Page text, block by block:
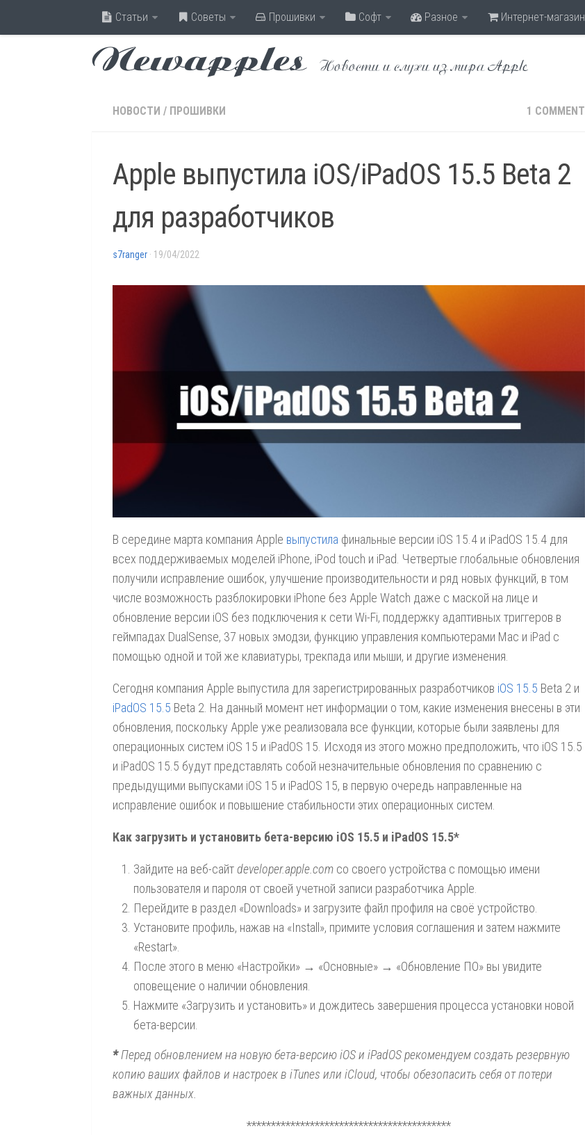
Статьи Советы Прошивки Софт Разное Интернет-магазин
Newapples Новости и слухи из мира Apple
НОВОСТИ / ПРОШИВКИ 1 COMMENT
Apple выпустила iOS/iPadOS 15.5 Beta 2
для разработчиков
s7ranger · 19/04/2022
В середине марта компания Apple выпустила финальные версии iOS 15.4 и iPadOS 15.4 для
всех поддерживаемых моделей iPhone, iPod touch и iPad. Четвертые глобальные обновления
получили исправление ошибок, улучшение производительности и ряд новых функций, в том
числе возможность разблокировки iPhone без Apple Watch даже с маской на лице и
обновление версии iOS без подключения к сети Wi-Fi, поддержку адаптивных триггеров в
геймпадах DualSense, 37 новых эмодзи, функцию управления компьютерами Mac и iPad с
помощью одной и той же клавиатуры, трекпада или мыши, и другие изменения.
Сегодня компания Apple выпустила для зарегистрированных разработчиков iOS 15.5 Beta 2 и
iPadOS 15.5 Beta 2. На данный момент нет информации о том, какие изменения внесены в эти
обновления, поскольку Apple уже реализовала все функции, которые были заявлены для
операционных систем iOS 15 и iPadOS 15. Исходя из этого можно предположить, что iOS 15.5
и iPadOS 15.5 будут представлять собой незначительные обновления по сравнению с
предыдущими выпусками iOS 15 и iPadOS 15, в первую очередь направленные на
исправление ошибок и повышение стабильности этих операционных систем.
Как загрузить и установить бета-версию iOS 15.5 и iPadOS 15.5*
Зайдите на веб-сайтdeveloper.apple.com со своего устройства с помощью имени
пользователя и пароля от своей учетной записи разработчика Apple.
Перейдите в раздел «Downloads» и загрузите файл профиля на своё устройство.
Установите профиль, нажав на «Install», примите условия соглашения и затем нажмите
«Restart».
После этого в меню «Настройки» → «Основные» → «Обновление ПО» вы увидите
оповещение о наличии обновления.
Нажмите «Загрузить и установить» и дождитесь завершения процесса установки новой
бета-версии.
*Перед обновлением на новую бета-версию iOS и iPadOS рекомендуем создать резервную
копию ваших файлов и настроек в iTunes или iCloud, чтобы обезопасить себя от потери
важных данных.
******************************************